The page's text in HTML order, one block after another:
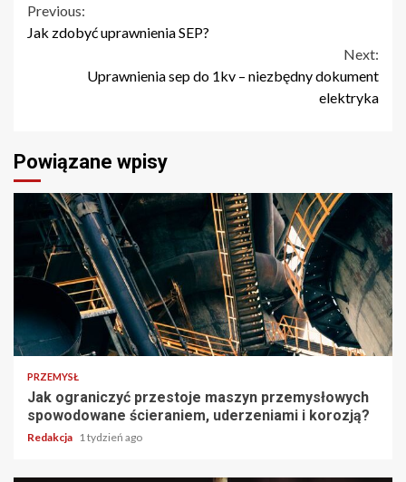
Continue
Previous:
Jak zdobyć uprawnienia SEP?
Next:
Uprawnienia sep do 1kv – niezbędny dokument
elektryka
Powiązane wpisy
PRZEMYSŁ
Jak ograniczyć przestoje maszyn przemysłowych
spowodowane ścieraniem, uderzeniami i korozją?
Redakcja 1 tydzień ago